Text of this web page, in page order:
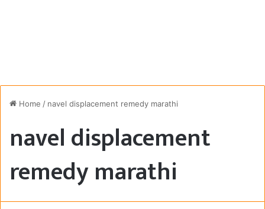
Home / navel displacement remedy marathi
navel displacement
remedy marathi